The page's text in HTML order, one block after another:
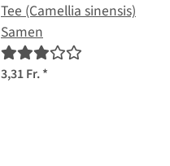
Tee (Camellia sinensis)
Samen
3,31 Fr.*